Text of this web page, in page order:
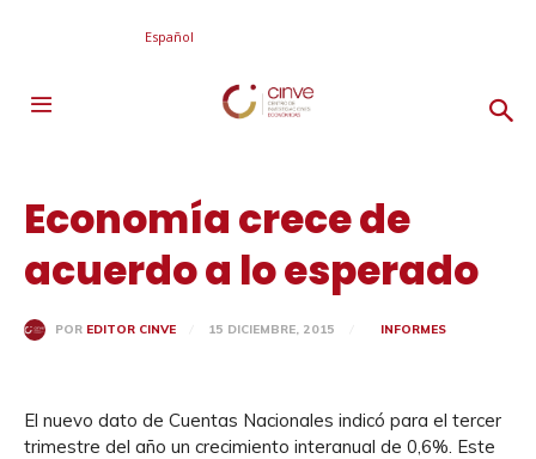
Español
Economía crece de
acuerdo a lo esperado
POR EDITOR CINVE 15 DICIEMBRE, 2015 INFORMES
El nuevo dato de Cuentas Nacionales indicó para el tercer
trimestre del año un crecimiento interanual de 0,6%. Este